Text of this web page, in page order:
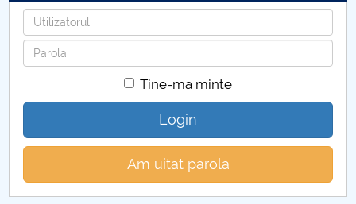
PROGRAMAREA EVALUARILOR FINALE
CERCETARE ȘTIINȚIFICĂ STUDENȚEASCĂ
MASTER
ORAR STUDENȚI ÎNVĂȚĂMÂNT CU FRECVENȚĂ
Utilizatorul
Parola
Tine-ma minte
Login
Am uitat parola